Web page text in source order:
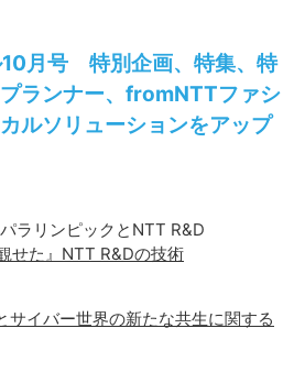
掲載月毎記事
ントカレンダー
サイトマップ
月号 特別企画、特集、特
ランナー、fromNTTファシ
ルソリューションをアップ
ラリンピックとNTT R&D
せた』NTT R&Dの技術
サイバー世界の新たな共生に関する